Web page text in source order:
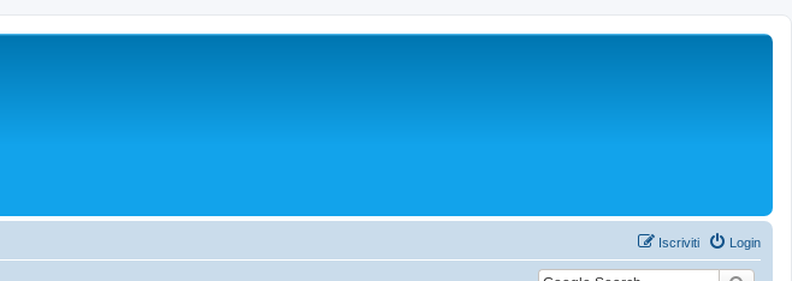
Login
Iscriviti